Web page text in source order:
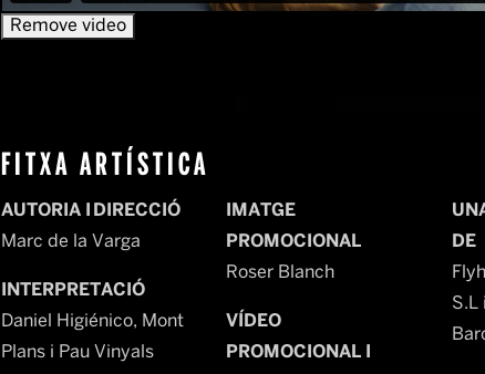
FITXA ARTÍSTICA
AUTORIA I DIRECCIÓ
Marc de la Varga
INTERPRETACIÓ
Daniel Higiénico, Mont
Plans i Pau Vinyals
IMATGE
PROMOCIONAL
Roser Blanch
VÍDEO
PROMOCIONAL I
DE
S.L